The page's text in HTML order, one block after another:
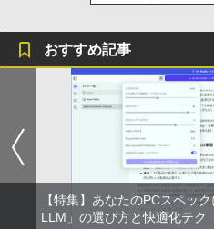
【2026年ア
セリング 自
付き 防水 タ
学/WEB会議(
￥1,964
Xiaomi シャ
レスイヤホ
リング ANC
On My
On My
￥250
【
みきった日
] [ 水 ] [ ペッ
] [ 水分補給 ]
￥998
スーパーの
版ビッグガン
￥810
おすすめ記事
【特集】あなたのPCスペッ
LLM」の選び方と快適化テク